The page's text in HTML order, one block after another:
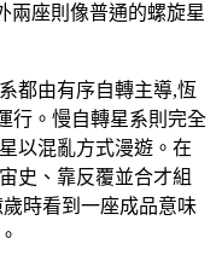
兩座則像普通的螺旋星
都由有序自轉主導,恆
行。慢自轉星系則完全
以混亂方式漫遊。在
史、靠反覆並合才組
時看到一座成品意味